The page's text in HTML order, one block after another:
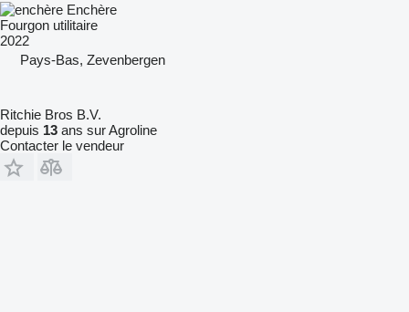
Enchère
Fourgon utilitaire
2022
Pays-Bas, Zevenbergen
Ritchie Bros B.V.
depuis 13 ans sur Agroline
Contacter le vendeur